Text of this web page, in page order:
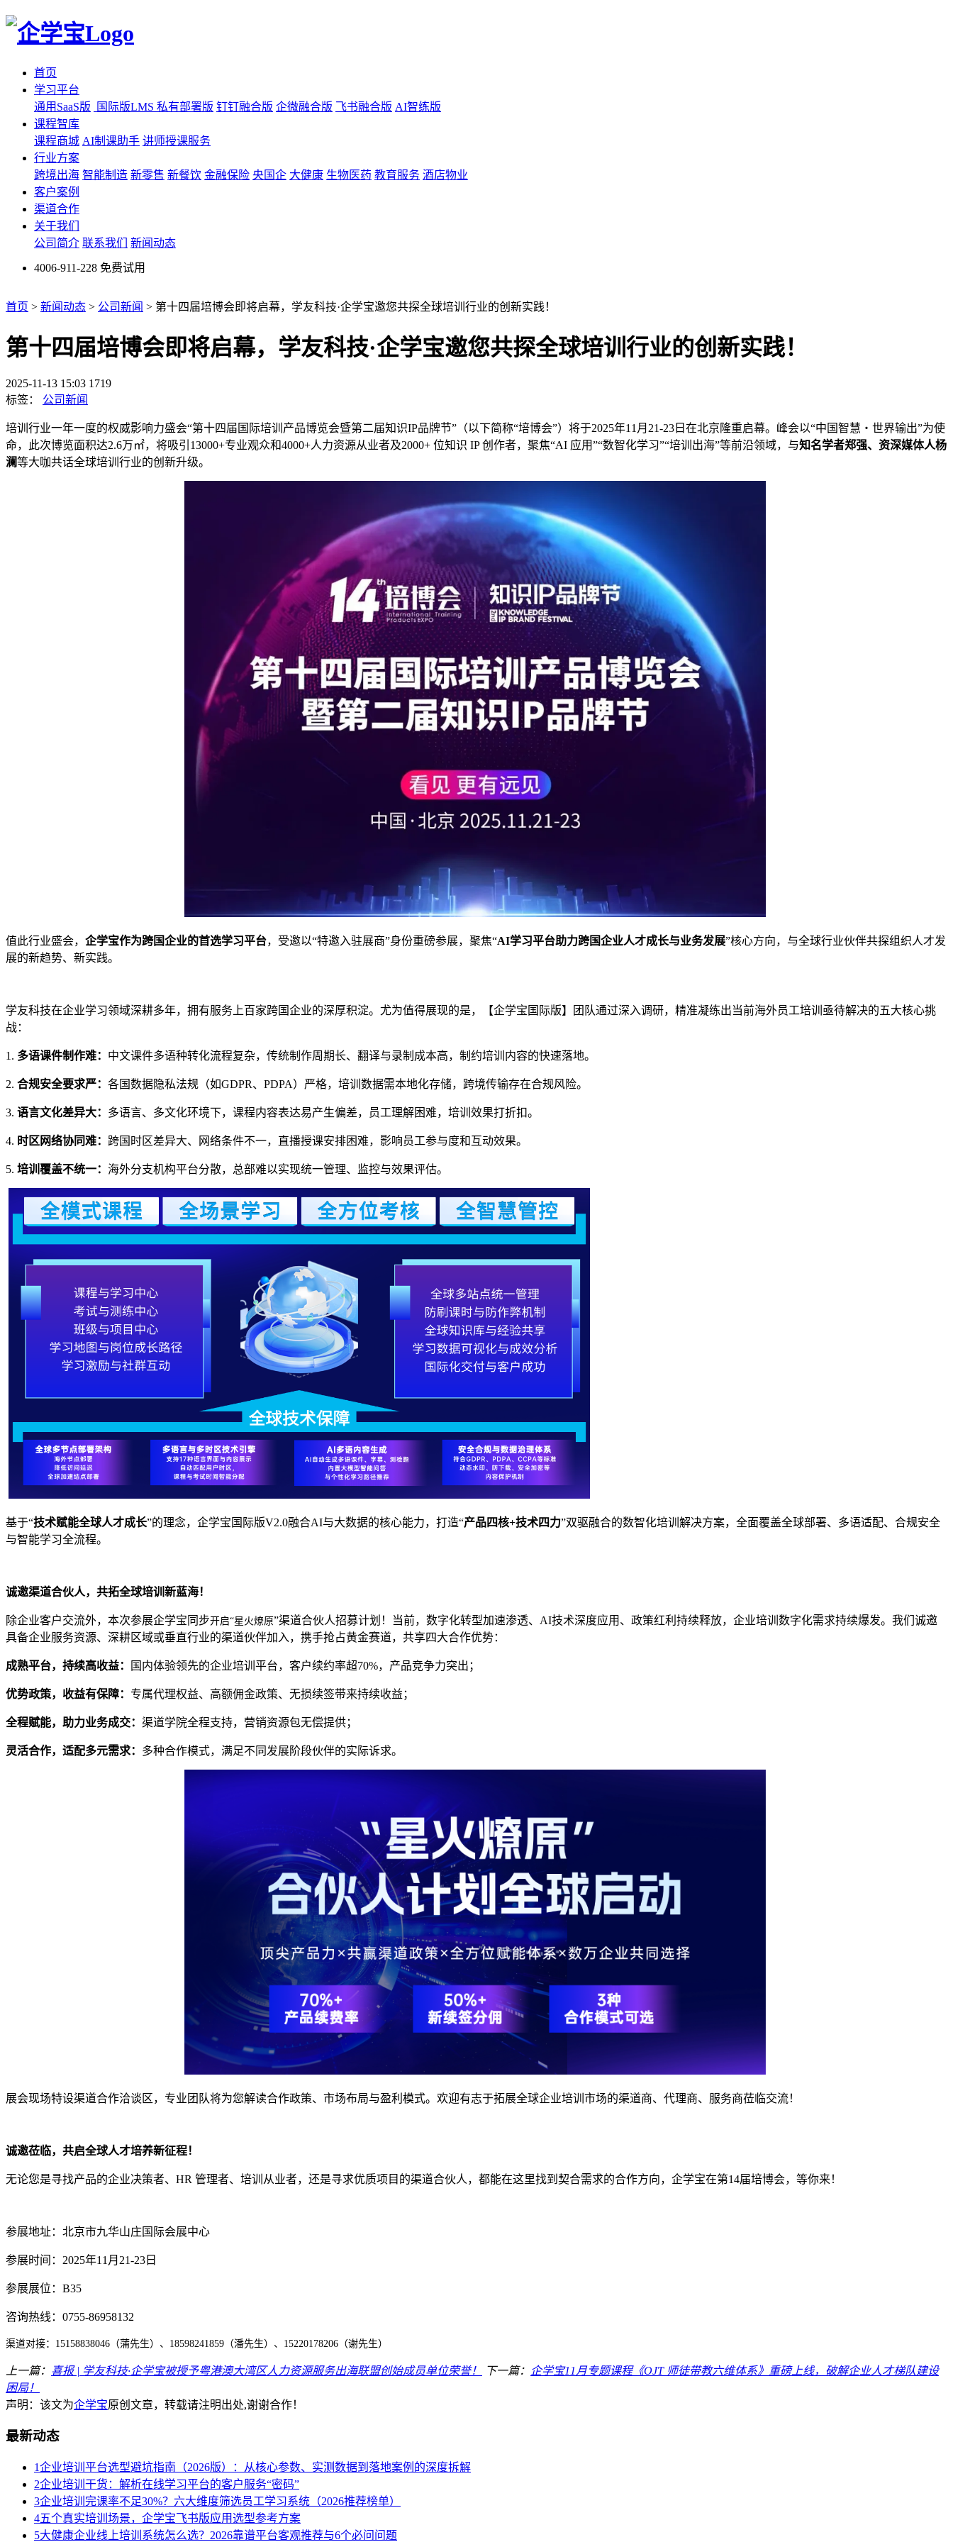
首页
学习平台
通用SaaS版
国际版LMS 私有部署版 钉钉融合版 企微融合版 飞书融合版 AI智练版
课程智库
课程商城 AI制课助手 讲师授课服务
行业方案
跨境出海 智能制造 新零售 新餐饮 金融保险 央国企 大健康 生物医药 教育服务 酒店物业
客户案例
渠道合作
关于我们
公司简介 联系我们 新闻动态
4006-911-228 免费试用
首页 > 新闻动态 > 公司新闻 > 第十四届培博会即将启幕，学友科技·企学宝邀您共探全球培训行业的创新实践！
第十四届培博会即将启幕，学友科技·企学宝邀您共探全球培训行业的创新实践！
2025-11-13 15:03 1719
标签：
公司新闻
培训行业一年一度的权威影响力盛会“第十四届国际培训产品博览会暨第二届知识IP品牌节”（以下简称“培博会”）将于2025年11 月 21-23 日在北京隆重启幕。 峰会以“中国智慧・世界输出”为使
命，
此次博览面积达2.6万㎡，将吸引 13000+专业观众和4000+人力资源从业者及2000+ 位知识 IP创作者，聚焦“AI 应用”“数智化学习”“培训出海”等前沿领域， 与知名学者郑强、资深媒体人杨
澜等大咖共话全球培训行业的创新升级。
值此行业盛会， 企学宝作为跨国企业的首选学习平台，受邀以“特邀入驻展商”身份重磅参展，聚焦“AI学习平台助力跨国企业人才成长与业务发展”核心方向，与全球行业伙伴共探组织人才发
展的新趋势、新实践。
学友科技在企业学习领域深耕多年，拥有服务上百家跨国企业的深厚积淀。尤为值得展现的是，【企学宝国际版】团队通过深入调研，精准凝练出当前海外员工培训亟待解决的五大核心挑
战：
1. 多语课件制作难： 中文课件多语种转化流程复杂，传统制作周期长、翻译与录制成本高，制约培训内容的快速落地。
2. 合规安全要求严： 各国数据隐私法规（如GDPR、 PDPA）严格，培训数据需本地化存储，跨境传输存在合规风险。
3. 语言文化差异大： 多语言、多文化环境下，课程内容表达易产生偏差，员工理解困难，培训效果打折扣。
4. 时区网络协同难： 跨国时区差异大、网络条件不一，直播授课安排困难，影响员工参与度和互动效果。
5. 培训覆盖不统一： 海外分支机构平台分散，总部难以实现统一管理、监控与效果评估。
基于“技术赋能全球人才成长”的理念，企学宝国际版V2.0融合AI与大数据的核心能力，打造“产品四核+技术四力”双驱融合的数智化培训解决方案，全面覆盖全球部署、多语适配、合规安全
与智能学习全流程。
诚邀渠道合伙人，共拓全球培训新蓝海！
除企业客户交流外，本次参展企学宝同步开启“星火燎原”渠道合伙人招募计划！当前，数字化转型加速渗透、 AI技术深度应用、政策红利持续释放，企业培训数字化需求持续爆发。我们诚邀
具备企业服务资源、深耕区域或垂直行业的渠道伙伴加入，携手抢占黄金赛道，共享四大合作优势：
成熟平台，持续高收益： 国内体验领先的企业培训平台，客户续约率超70%，产品竞争力突出；
优势政策，收益有保障： 专属代理权益、高额佣金政策、无损续签带来持续收益；
全程赋能，助力业务成交： 渠道学院全程支持，营销资源包无偿提供；
灵活合作，适配多元需求： 多种合作模式，满足不同发展阶段伙伴的实际诉求。
展会现场特设渠道合作洽谈区，专业团队将为您解读合作政策、市场布局与盈利模式。欢迎有志于拓展全球企业培训市场的渠道商、代理商、服务商莅临交流！
诚邀莅临，共启全球人才培养新征程！
无论您是寻找产品的企业决策者、 HR 管理者、培训从业者，还是寻求优质项目的渠道合伙人，都能在这里找到契合需求的合作方向， 企学宝在第14届培博会，等你来！
参展地址：北京市九华山庄国际会展中心
参展时间：2025年11 月21-23 日
参展展位： B35
咨询热线： 0755-86958132
渠道对接：15158838046（蒲先生）、18598241859（潘先生）、 15220178206（谢先生）
上一篇： 喜报 | 学友科技·企学宝被授予粤港澳大湾区人力资源服务出海联盟创始成员单位荣誉！ 下一篇： 企学宝11月专题课程《OJT 师徒带教六维体系》重磅上线，破解企业人才梯队建设
困局！
声明：该文为企学宝原创文章，转载请注明出处,谢谢合作！
最新动态
1企业培训平台选型避坑指南（2026版）：从核心参数、实测数据到落地案例的深度拆解
2企业培训干货：解析在线学习平台的客户服务“密码”
3企业培训完课率不足30%？六大维度筛选员工学习系统（2026推荐榜单）
4五个真实培训场景，企学宝飞书版应用选型参考方案
5大健康企业线上培训系统怎么选？2026靠谱平台客观推荐与6个必问问题